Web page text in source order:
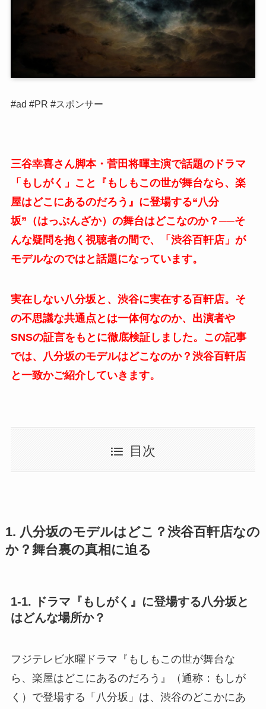
#ad #PR #スポンサー
三谷幸喜さん脚本・菅田将暉主演で話題のドラマ
「もしがく」こと『もしもこの世が舞台なら、楽
屋はどこにあるのだろう』に登場する“八分
坂”（はっぷんざか）の舞台はどこなのか？──そ
んな疑問を抱く視聴者の間で、「渋谷百軒店」が
モデルなのではと話題になっています。
実在しない八分坂と、渋谷に実在する百軒店。そ
の不思議な共通点とは一体何なのか、出演者や
SNSの証言をもとに徹底検証しました。この記事
では、八分坂のモデルはどこなのか？渋谷百軒店
と一致かご紹介していきます。
目次
1. 八分坂のモデルはどこ？渋谷百軒店なの
か？舞台裏の真相に迫る
1-1. ドラマ『もしがく』に登場する八分坂と
はどんな場所か？
フジテレビ水曜ドラマ『もしもこの世が舞台な
ら、楽屋はどこにあるのだろう』（通称：もしが
く）で登場する「八分坂」は、渋谷のどこかにあ